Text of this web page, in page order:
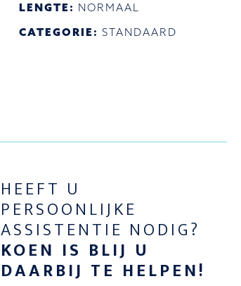
LENGTE: NORMAAL
CATEGORIE: STANDAARD
HEEFT U
PERSOONLIJKE
ASSISTENTIE NODIG?
KOEN IS BLIJ U
DAARBIJ TE HELPEN!